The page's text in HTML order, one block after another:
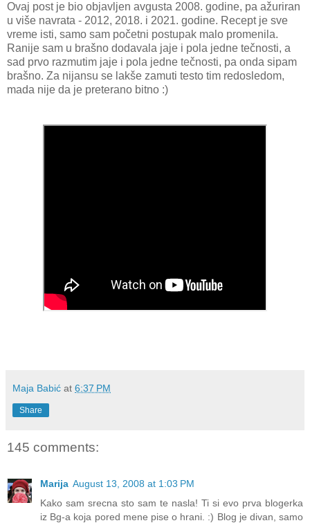
Ovaj post je bio objavljen avgusta 2008. godine, pa ažuriran
u više navrata - 2012, 2018. i 2021. godine. Recept je sve
vreme isti, samo sam početni postupak malo promenila.
Ranije sam u brašno dodavala jaje i pola jedne tečnosti, a
sad prvo razmutim jaje i pola jedne tečnosti, pa onda sipam
brašno. Za nijansu se lakše zamuti testo tim redosledom,
mada nije da je preterano bitno :)
Maja Babić at 6:37 PM
Share
145 comments:
Marija August 13, 2008 at 1:03 PM
Kako sam srecna sto sam te nasla! Ti si evo prva blogerka
iz Bg-a koja pored mene pise o hrani. :) Blog je divan, samo